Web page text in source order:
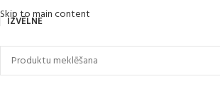
Skip to main content
IZVĒLNE